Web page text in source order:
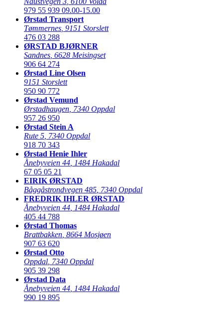
979 55 939 09.00-15.00
Ørstad Transport
Tømmernes 9151 Storslett
476 03 288
ØRSTAD BJØRNER
Sandnes 6628 Meisingset
906 64 274
Ørstad Line Olsen
9151 Storslett
950 90 772
Ørstad Vemund
Ørstadhaugen 7340 Oppdal
957 26 950
Ørstad Stein A
Rute 5 7340 Oppdal
918 70 343
Ørstad Henie Ihler
Ånebyveien 44 1484 Hakadal
67 05 05 21
EIRIK ØRSTAD
Båggåstrondvegen 485 7340 Oppdal
FREDRIK IHLER ØRSTAD
Ånebyveien 44 1484 Hakadal
405 44 788
Ørstad Thomas
Brattbakken 8664 Mosjøen
907 63 620
Ørstad Otto
Oppdal 7340 Oppdal
905 39 298
Ørstad Data
Ånebyveien 44 1484 Hakadal
990 19 895